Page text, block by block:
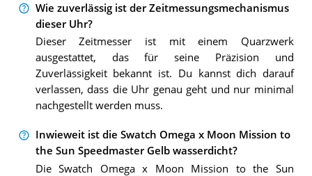
Wie zuverlässig ist der Zeitmessungsmechanismus
dieser Uhr?
Dieser Zeitmesser ist mit einem Quarzwerk
ausgestattet, das für seine Präzision und
Zuverlässigkeit bekannt ist. Du kannst dich darauf
verlassen, dass die Uhr genau geht und nur minimal
nachgestellt werden muss.
Inwieweit ist die Swatch Omega x Moon Mission to
the Sun Speedmaster Gelb wasserdicht?
Die Swatch Omega x Moon Mission to the Sun